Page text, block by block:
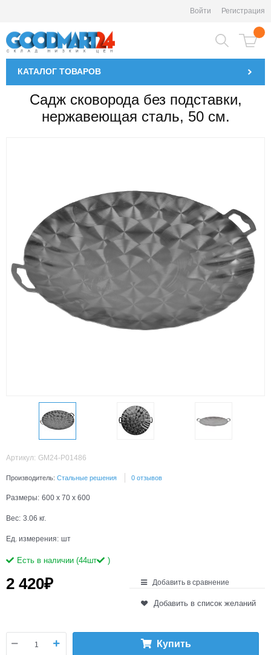
Войти Регистрация
КАТАЛОГ ТОВАРОВ
Садж сковорода без подставки,
нержавеющая сталь, 50 см.
Артикул: GM24-P01486
Производитель: Стальные решения 0 отзывов
Размеры: 600 x 70 x 600
Вес: 3.06 кг.
Ед. измерения: шт
Есть в наличии (44шт )
2 420₽ Добавить в сравнение
Добавить в список желаний
Купить